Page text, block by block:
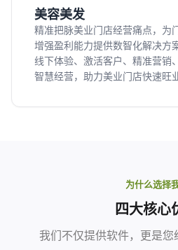
美容美发
精准把脉美业门店经营痛点，为
增强盈利能力提供数智化解决方
线下体验、激活客户、精准营销
智慧经营，助力美业门店快速旺
为什么选择
四大核心
我们不仅提供软件，更是